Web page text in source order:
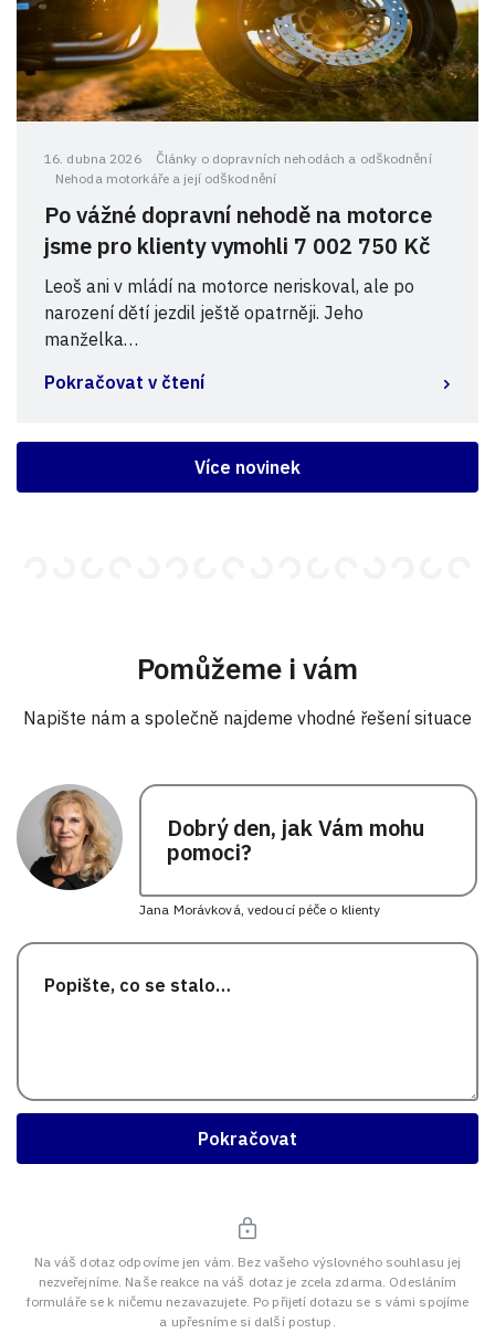
16. dubna 2026
Články o dopravních nehodách a odškodnění
Nehoda motorkáře a její odškodnění
Po vážné dopravní nehodě na motorce
jsme pro klienty vymohli 7 002 750 Kč
Leoš ani v mládí na motorce neriskoval, ale po
narození dětí jezdil ještě opatrněji. Jeho
manželka…
Pokračovat v čtení
Více novinek
Pomůžeme i vám
Napište nám a společně najdeme vhodné řešení situace
Dobrý den, jak Vám mohu
pomoci?
Jana Morávková, vedoucí péče o klienty
Pokračovat
Na váš dotaz odpovíme jen vám. Bez vašeho výslovného souhlasu jej
nezveřejníme. Naše reakce na váš dotaz je zcela zdarma. Odesláním
formuláře se k ničemu nezavazujete. Po přijetí dotazu se s vámi spojíme
a upřesníme si další postup.